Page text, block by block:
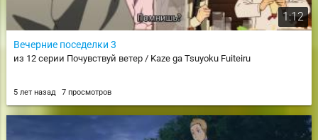
1:12
Вечерние поседелки 3
из 12 серии Почувствуй ветер / Kaze ga Tsuyoku Fuiteiru
5 лет назад 7 просмотров